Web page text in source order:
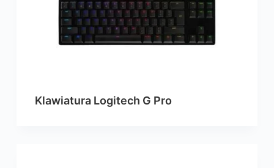
Klawiatura Logitech G Pro